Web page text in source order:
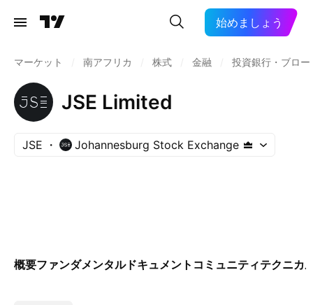
始めましょう
マーケット 南アフリカ 株式 金融 投資銀行・ブロー
JSE Limited
JSE Johannesburg Stock Exchange
概要ファンダメンタルドキュメント コミュニティテクニカ